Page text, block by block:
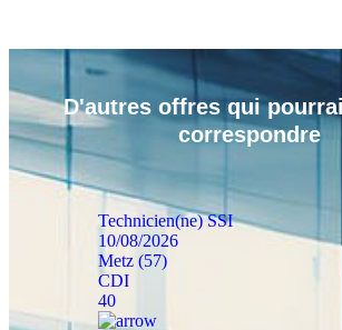
D'autres offres qui
correspondre
Technicien(ne) SSI
10/08/2026
Metz (57)
CDI
40